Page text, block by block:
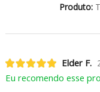
Produto:
Elder F.
Eu recomendo esse